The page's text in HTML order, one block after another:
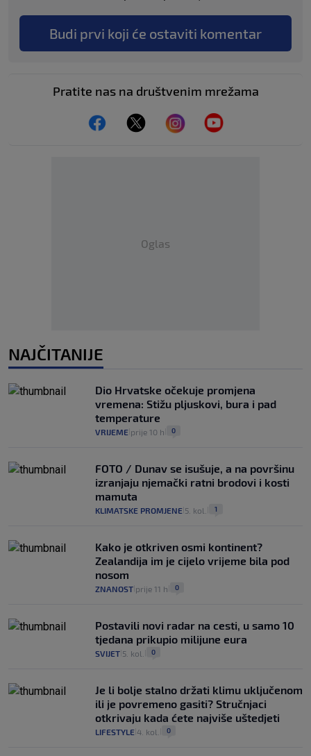
Budi prvi koji će ostaviti komentar
Pratite nas na društvenim mrežama
Oglas
NAJČITANIJE
Dio Hrvatske očekuje promjena
vremena: Stižu pljuskovi, bura i pad
temperature
VRIJEME prije 10 h 0
FOTO / Dunav se isušuje, a na površinu
izranjaju njemački ratni brodovi i kosti
mamuta
KLIMATSKE PROMJENE 5. kol. 1
Kako je otkriven osmi kontinent?
Zealandija im je cijelo vrijeme bila pod
nosom
ZNANOST prije 11 h 0
Postavili novi radar na cesti, u samo 10
tjedana prikupio milijune eura
SVIJET 5. kol. 0
Je li bolje stalno držati klimu uključenom
ili je povremeno gasiti? Stručnjaci
otkrivaju kada ćete najviše uštedjeti
LIFESTYLE 4. kol. 0